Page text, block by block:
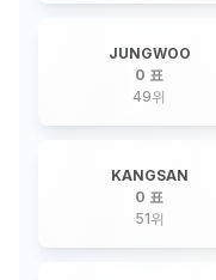
JUNGWOO
0 표
49위
KANGSAN
0 표
51위